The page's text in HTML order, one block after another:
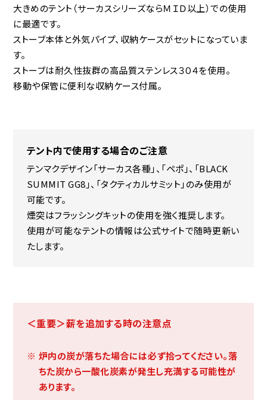
大きめのテント（サーカスシリーズならＭＩＤ以上）での使用
に最適です。
ストーブ本体と外気パイプ、収納ケースがセットになっていま
す。
ストーブは耐久性抜群の高品質ステンレス３０４を使用。
移動や保管に便利な収納ケース付属。
テント内で使用する場合のご注意
テンマクデザイン「サーカス各種」、「ペポ」、「BLACK
SUMMIT GG8」、「タクティカルサミット」のみ使用が
可能です。
煙突はフラッシングキットの使用を強く推奨します。
使用が可能なテントの情報は公式サイトで随時更新い
たします。
＜重要＞薪を追加する時の注意点
炉内の炭が落ちた場合には必ず拾ってください。落
ちた炭から一酸化炭素が発生し充満する可能性が
あります。